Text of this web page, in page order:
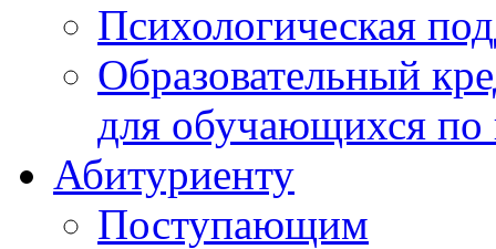
Психологическая
Образовательный
для обучающихся
Абитуриенту
Поступающим